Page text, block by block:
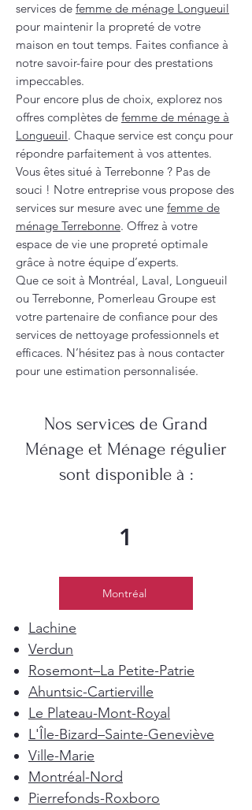
services de femme de ménage Longueuil
pour maintenir la propreté de votre
maison en tout temps. Faites confiance à
notre savoir-faire pour des prestations
impeccables.
Pour encore plus de choix, explorez nos
offres complètes de femme de ménage à
Longueuil. Chaque service est conçu pour
répondre parfaitement à vos attentes.
Vous êtes situé à Terrebonne ? Pas de
souci ! Notre entreprise vous propose des
services sur mesure avec une femme de
ménage Terrebonne. Offrez à votre
espace de vie une propreté optimale
grâce à notre équipe d’experts.
Que ce soit à Montréal, Laval, Longueuil
ou Terrebonne, Pomerleau Groupe est
votre partenaire de confiance pour des
services de nettoyage professionnels et
efficaces. N’hésitez pas à nous contacter
pour une estimation personnalisée.
Nos services de Grand
Ménage et Ménage régulier
sont disponible à :
1
Montréal
Lachine
Verdun
Rosemont–La Petite-Patrie
Ahuntsic-Cartierville
Le Plateau-Mont-Royal
L'Île-Bizard–Sainte-Geneviève
Ville-Marie
Montréal-Nord
Pierrefonds-Roxboro